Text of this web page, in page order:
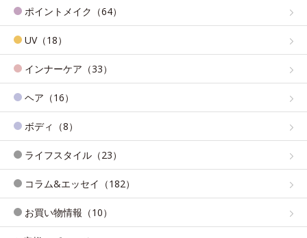
ポイントメイク（64）
UV（18）
インナーケア（33）
ヘア（16）
ボディ（8）
ライフスタイル（23）
コラム&エッセイ（182）
お買い物情報（10）